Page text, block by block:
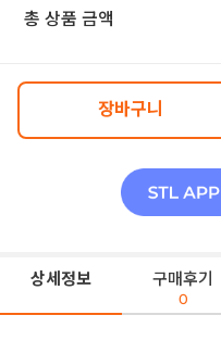
총 상품 금액
장바구니
상세정보 구매후기
0